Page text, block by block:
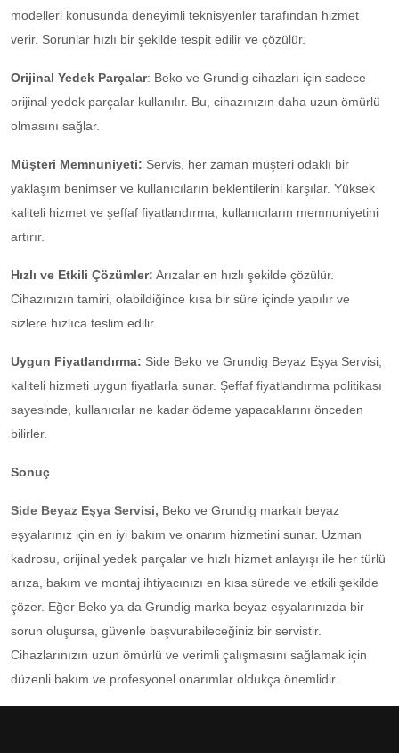
modelleri konusunda deneyimli teknisyenler tarafından hizmet
verir. Sorunlar hızlı bir şekilde tespit edilir ve çözülür.
Orijinal Yedek Parçalar: Beko ve Grundig cihazları için sadece
orijinal yedek parçalar kullanılır. Bu, cihazınızın daha uzun ömürlü
olmasını sağlar.
Müşteri Memnuniyeti: Servis, her zaman müşteri odaklı bir
yaklaşım benimser ve kullanıcıların beklentilerini karşılar. Yüksek
kaliteli hizmet ve şeffaf fiyatlandırma, kullanıcıların memnuniyetini
artırır.
Hızlı ve Etkili Çözümler: Arızalar en hızlı şekilde çözülür.
Cihazınızın tamiri, olabildiğince kısa bir süre içinde yapılır ve
sizlere hızlıca teslim edilir.
Uygun Fiyatlandırma: Side Beko ve Grundig Beyaz Eşya Servisi,
kaliteli hizmeti uygun fiyatlarla sunar. Şeffaf fiyatlandırma politikası
sayesinde, kullanıcılar ne kadar ödeme yapacaklarını önceden
bilirler.
Sonuç
Side Beyaz Eşya Servisi, Beko ve Grundig markalı beyaz
eşyalarınız için en iyi bakım ve onarım hizmetini sunar. Uzman
kadrosu, orijinal yedek parçalar ve hızlı hizmet anlayışı ile her türlü
arıza, bakım ve montaj ihtiyacınızı en kısa sürede ve etkili şekilde
çözer. Eğer Beko ya da Grundig marka beyaz eşyalarınızda bir
sorun oluşursa, güvenle başvurabileceğiniz bir servistir.
Cihazlarınızın uzun ömürlü ve verimli çalışmasını sağlamak için
düzenli bakım ve profesyonel onarımlar oldukça önemlidir.